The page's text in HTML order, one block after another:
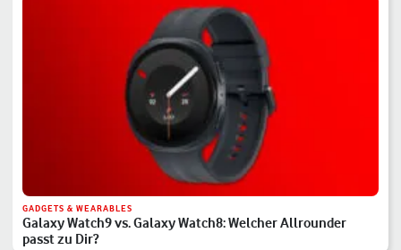
GADGETS & WEARABLES
Galaxy Watch9 vs. Galaxy Watch8: Welcher Allrounder
passt zu Dir?